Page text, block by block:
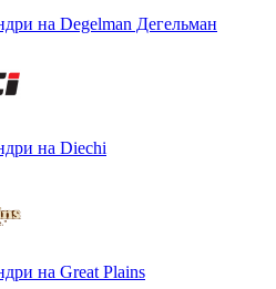
на Degelman Дегельман
на Diechi
на Great Plains